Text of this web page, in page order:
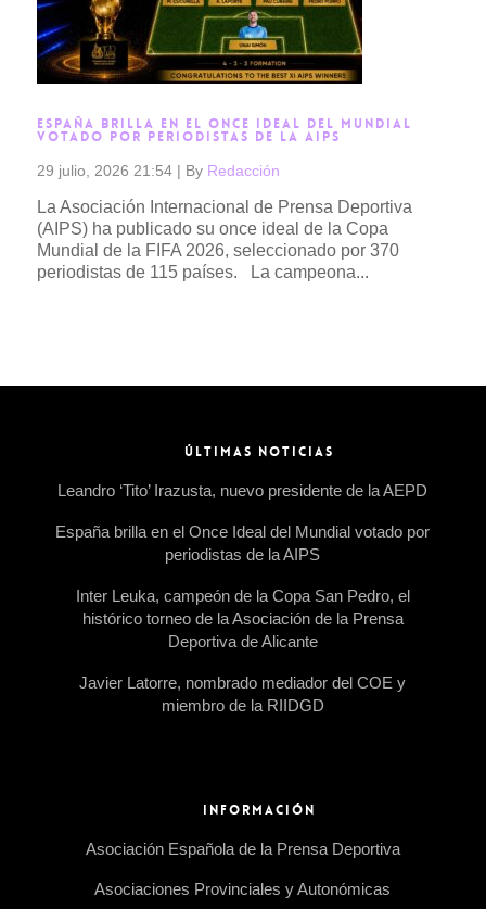
ESPAÑA BRILLA EN EL ONCE IDEAL DEL MUNDIAL
VOTADO POR PERIODISTAS DE LA AIPS
29 julio, 2026 21:54 | By Redacción
La Asociación Internacional de Prensa Deportiva
(AIPS) ha publicado su once ideal de la Copa
Mundial de la FIFA 2026, seleccionado por 370
periodistas de 115 países. La campeona...
ÚLTIMAS NOTICIAS
Leandro ‘Tito’ Irazusta, nuevo presidente de la AEPD
España brilla en el Once Ideal del Mundial votado por
periodistas de la AIPS
Inter Leuka, campeón de la Copa San Pedro, el
histórico torneo de la Asociación de la Prensa
Deportiva de Alicante
Javier Latorre, nombrado mediador del COE y
miembro de la RIIDGD
INFORMACIÓN
Asociación Española de la Prensa Deportiva
Asociaciones Provinciales y Autonómicas